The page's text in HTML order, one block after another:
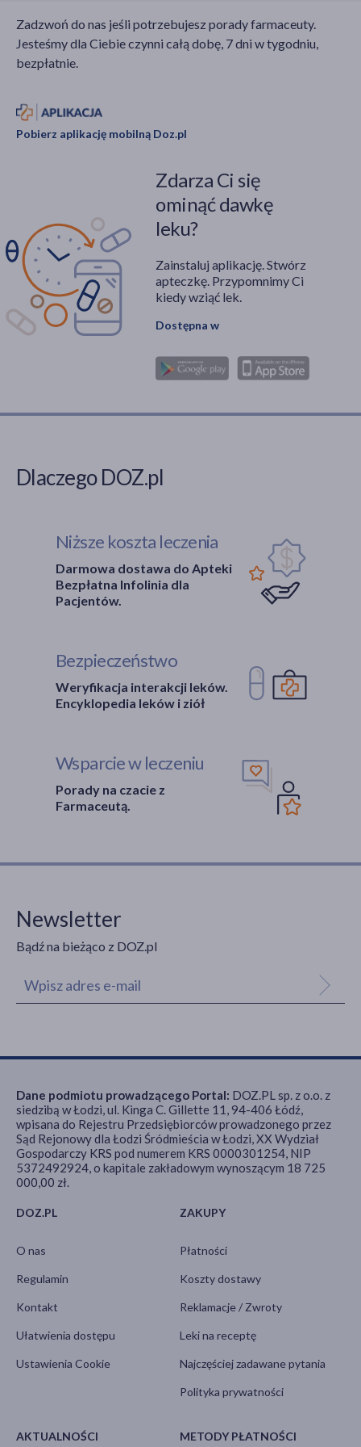
przyjmowaniu
zastrzyków na
odchudzanie będzie
Zadzwoń do nas jeśli potrzebujesz porady farmaceuty.
Jesteśmy dla Ciebie czynni całą dobę, 7 dni w tygodniu,
bezpłatnie.
Pobierz aplikację mobilną Doz.pl
Zdarza Ci się
ominąć dawkę
leku?
Zainstaluj aplikację. Stwórz
apteczkę. Przypomnimy Ci
kiedy wziąć lek.
Dostępna w
Dlaczego DOZ.pl
Niższe koszta leczenia
Darmowa dostawa do Apteki
Bezpłatna Infolinia dla
Pacjentów.
Bezpieczeństwo
Weryfikacja interakcji leków.
Encyklopedia leków i ziół
Wsparcie w leczeniu
Porady na czacie z
Farmaceutą.
Newsletter
Bądź na bieżąco z DOZ.pl
DOZ.PL
O nas
Regulamin
Kontakt
Ułatwienia dostępu
Ustawienia Cookie
ZAKUPY
Płatności
Koszty dostawy
Reklamacje / Zwroty
Leki na receptę
Najczęściej zadawane pytania
Polityka prywatności
AKTUALNOŚCI METODY PŁATNOŚCI
Dane podmiotu prowadzącego Portal: DOZ.PL sp. z o.o. z
siedzibą w Łodzi, ul. Kinga C. Gillette 11, 94-406 Łódź,
wpisana do Rejestru Przedsiębiorców prowadzonego przez
Sąd Rejonowy dla Łodzi Śródmieścia w Łodzi, XX Wydział
Gospodarczy KRS pod numerem KRS 0000301254, NIP
5372492924, o kapitale zakładowym wynoszącym 18 725
000,00 zł.